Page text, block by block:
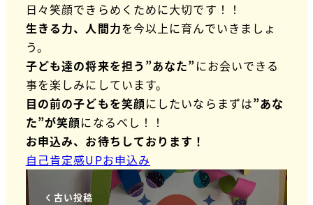
日々笑顔できらめくために大切です！！
生きる力、人間力を今以上に育んでいきましょ
う。
子ども達の将来を担う”あなた”にお会いできる
事を楽しみにしています。
目の前の子どもを笑顔にしたいならまずは”あな
た”が笑顔になるべし！！
お申込み、お待ちしております！
自己肯定感UPお申込み
古い投稿